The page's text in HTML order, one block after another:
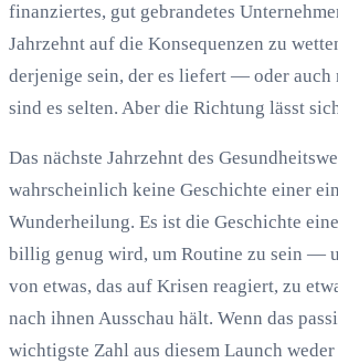
finanziertes, gut gebrandetes
Jahrzehnt auf die Konsequenzen zu
derjenige sein, der es liefert — oder
sind es selten. Aber die Richtung lässt
Das nächste Jahrzehnt des
wahrscheinlich keine Geschichte einer
Wunderheilung. Es ist die Geschichte
billig genug wird, um Routine zu sein —
von etwas, das auf Krisen reagiert, zu
nach ihnen Ausschau hält. Wenn das
wichtigste Zahl aus diesem Launch